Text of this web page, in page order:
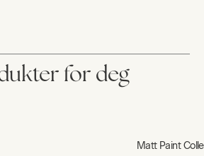
for deg
Matt Paint